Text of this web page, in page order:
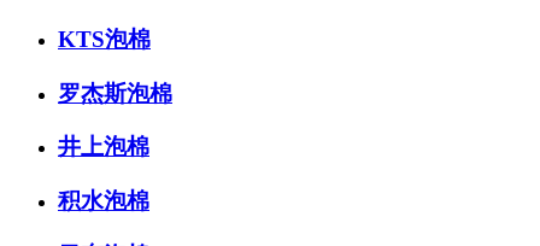
KTS泡棉
罗杰斯泡棉
井上泡棉
积水泡棉